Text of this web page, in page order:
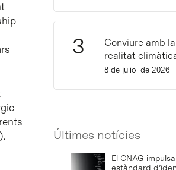
Conviure amb
realitat
8 de juliol de 2026
Últimes notícies
El CNAG
estàndard